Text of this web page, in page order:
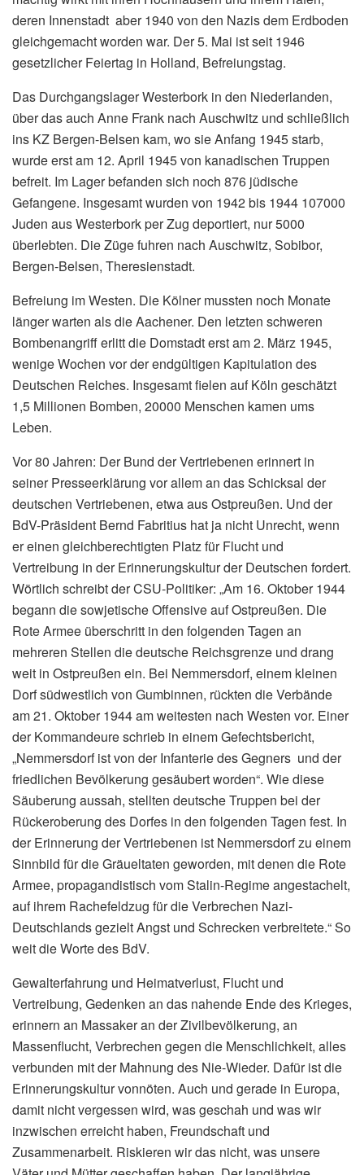
deren Innenstadt aber 1940 von den Nazis dem Erdboden
gleichgemacht worden war. Der 5. Mai ist seit 1946
gesetzlicher Feiertag in Holland, Befreiungstag.
Das Durchgangslager Westerbork in den Niederlanden,
über das auch Anne Frank nach Auschwitz und schließlich
ins KZ Bergen-Belsen kam, wo sie Anfang 1945 starb,
wurde erst am 12. April 1945 von kanadischen Truppen
befreit. Im Lager befanden sich noch 876 jüdische
Gefangene. Insgesamt wurden von 1942 bis 1944 107000
Juden aus Westerbork per Zug deportiert, nur 5000
überlebten. Die Züge fuhren nach Auschwitz, Sobibor,
Bergen-Belsen, Theresienstadt.
Befreiung im Westen. Die Kölner mussten noch Monate
länger warten als die Aachener. Den letzten schweren
Bombenangriff erlitt die Domstadt erst am 2. März 1945,
wenige Wochen vor der endgültigen Kapitulation des
Deutschen Reiches. Insgesamt fielen auf Köln geschätzt
1,5 Millionen Bomben, 20000 Menschen kamen ums
Leben.
Vor 80 Jahren: Der Bund der Vertriebenen erinnert in
seiner Presseerklärung vor allem an das Schicksal der
deutschen Vertriebenen, etwa aus Ostpreußen. Und der
BdV-Präsident Bernd Fabritius hat ja nicht Unrecht, wenn
er einen gleichberechtigten Platz für Flucht und
Vertreibung in der Erinnerungskultur der Deutschen fordert.
Wörtlich schreibt der CSU-Politiker: „Am 16. Oktober 1944
begann die sowjetische Offensive auf Ostpreußen. Die
Rote Armee überschritt in den folgenden Tagen an
mehreren Stellen die deutsche Reichsgrenze und drang
weit in Ostpreußen ein. Bei Nemmersdorf, einem kleinen
Dorf südwestlich von Gumbinnen, rückten die Verbände
am 21. Oktober 1944 am weitesten nach Westen vor. Einer
der Kommandeure schrieb in einem Gefechtsbericht,
„Nemmersdorf ist von der Infanterie des Gegners und der
friedlichen Bevölkerung gesäubert worden“. Wie diese
Säuberung aussah, stellten deutsche Truppen bei der
Rückeroberung des Dorfes in den folgenden Tagen fest. In
der Erinnerung der Vertriebenen ist Nemmersdorf zu einem
Sinnbild für die Gräueltaten geworden, mit denen die Rote
Armee, propagandistisch vom Stalin-Regime angestachelt,
auf ihrem Rachefeldzug für die Verbrechen Nazi-
Deutschlands gezielt Angst und Schrecken verbreitete.“ So
weit die Worte des BdV.
Gewalterfahrung und Heimatverlust, Flucht und
Vertreibung, Gedenken an das nahende Ende des Krieges,
erinnern an Massaker an der Zivilbevölkerung, an
Massenflucht, Verbrechen gegen die Menschlichkeit, alles
verbunden mit der Mahnung des Nie-Wieder. Dafür ist die
Erinnerungskultur vonnöten. Auch und gerade in Europa,
damit nicht vergessen wird, was geschah und was wir
inzwischen erreicht haben, Freundschaft und
Zusammenarbeit. Riskieren wir das nicht, was unsere